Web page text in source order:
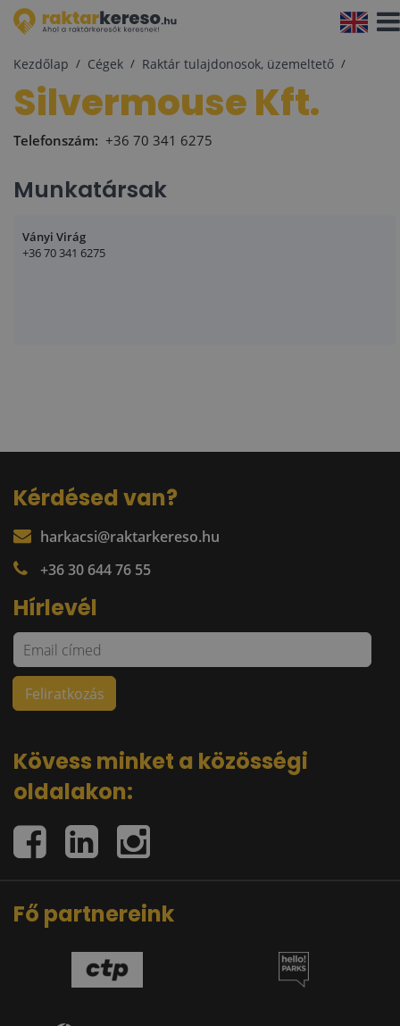
Kezdőlap Cégek Raktár tulajdonosok, üzemeltető
Silvermouse Kft.
Telefonszám: +36 70 341 6275
Munkatársak
Ványi Virág
+36 70 341 6275
Kérdésed van?
harkacsi@raktarkereso.hu
+36 30 644 76 55
Hírlevél
Kövess minket a közösségi
oldalakon:
Fő partnereink